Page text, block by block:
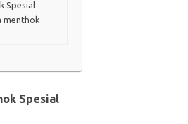
Spesial
menthok
Spesial